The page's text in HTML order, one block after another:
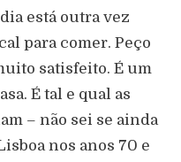
está outra vez
para comer. Peço
satisfeito. É um
É tal e qual as
– não sei se ainda
nos anos 70 e